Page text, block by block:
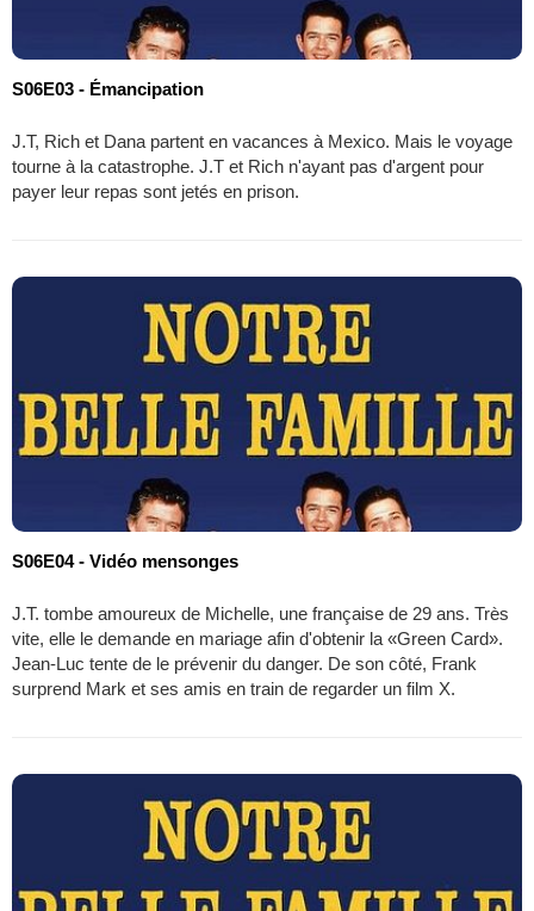
S06E03 - Émancipation
J.T, Rich et Dana partent en vacances à Mexico. Mais le voyage
tourne à la catastrophe. J.T et Rich n'ayant pas d'argent pour
payer leur repas sont jetés en prison.
S06E04 - Vidéo mensonges
J.T. tombe amoureux de Michelle, une française de 29 ans. Très
vite, elle le demande en mariage afin d'obtenir la «Green Card».
Jean-Luc tente de le prévenir du danger. De son côté, Frank
surprend Mark et ses amis en train de regarder un film X.